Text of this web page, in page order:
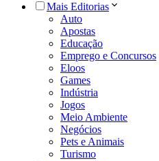
Mais Editorias
Auto
Apostas
Educação
Emprego e Concursos
Eloos
Games
Indústria
Jogos
Meio Ambiente
Negócios
Pets e Animais
Turismo